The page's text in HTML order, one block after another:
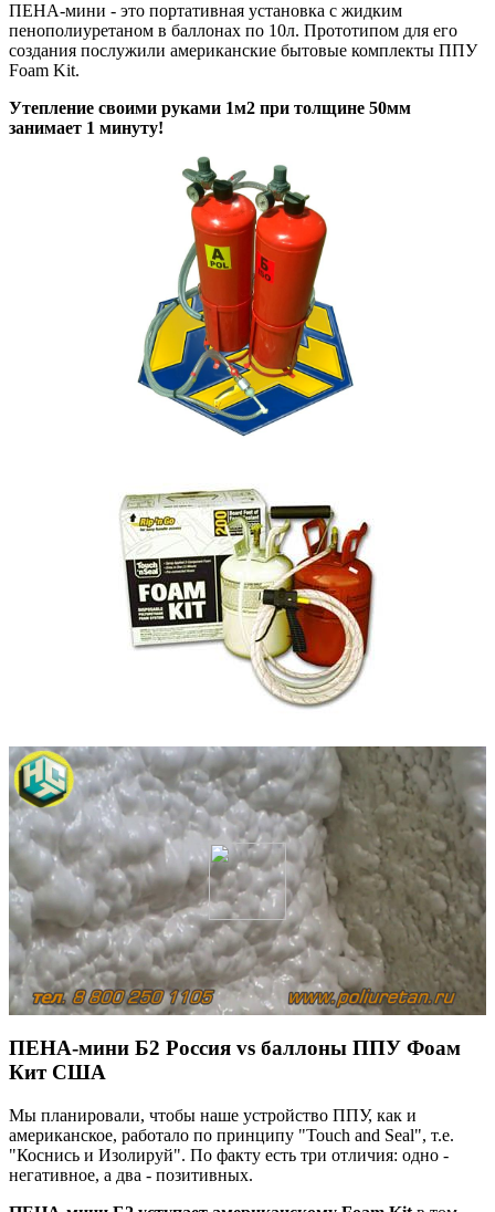
ПЕНА-мини - это портативная установка с жидким
пенополиуретаном в баллонах по 10л. Прототипом для его
создания послужили американские бытовые комплекты ППУ
Foam Kit.
Утепление своими руками 1м2 при толщине 50мм
занимает 1 минуту!
ПЕНА-мини Б2 Россия vs баллоны ППУ Фоам
Кит США
Мы планировали, чтобы наше устройство ППУ, как и
американское, работало по принципу "Touch and Seal", т.е.
"Коснись и Изолируй". По факту есть три отличия: одно -
негативное, а два - позитивных.